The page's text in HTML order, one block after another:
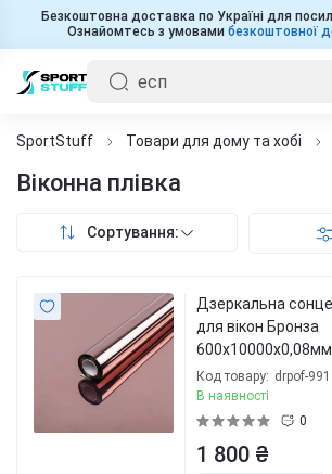
Безкоштовна доставка по Україні для
Ознайомтесь з умовами безкоштовної
SportStuff Товари для дому та хобі
Віконна плівка
Сортування:
Дзеркальна
для вікон Бронза
Код товару: drpof-
В наявності
0
1 800 ₴